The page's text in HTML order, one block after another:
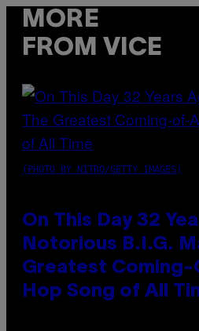
MORE
FROM VICE
(PHOTO BY NITRO/GETTY IMAGES)
On This Day 32
Notorious B.I.G.
Greatest
Hop Song of All